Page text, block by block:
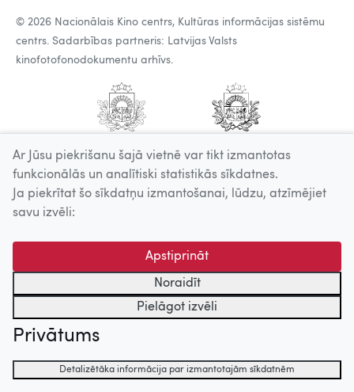
© 2026 Nacionālais Kino centrs, Kultūras informācijas sistēmu
centrs. Sadarbības partneris: Latvijas Valsts
kinofotofonodokumentu arhīvs.
Ar Jūsu piekrišanu šajā vietnē var tikt izmantotas
funkcionālās un analītiski statistikās sīkdatnes.
Ja piekrītat šo sīkdatņu izmantošanai, lūdzu, atzīmējiet
savu izvēli:
Apstiprināt
Noraidīt
Pielāgot izvēli
Privātums
Detalizētāka informācija par izmantotajām sīkdatnēm